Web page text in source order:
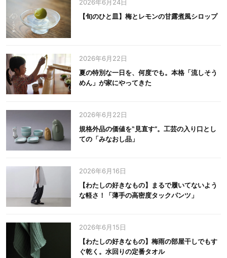
2026年6月24日
【旬のひと皿】梅とレモンの甘露煮風シロップ
2026年6月22日
夏の特別な一日を、何度でも。本格「流しそう
めん」が家にやってきた
2026年6月22日
規格外品の価値を‟見直す”。工芸の入り口とし
ての「みなおし品」
2026年6月16日
【わたしの好きなもの】まるで履いてないよう
な軽さ！「薄手の高密度タックパンツ」
2026年6月15日
【わたしの好きなもの】梅雨の部屋干しでもす
ぐ乾く。水回りの定番タオル